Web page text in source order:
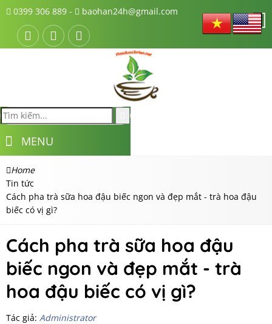
0399 306 889 - baohan24h@gmail.com
MENU
Home
Tin tức
Cách pha trà sữa hoa đậu biếc ngon và đẹp mắt - trà hoa đậu
biếc có vị gì?
Cách pha trà sữa hoa đậu
biếc ngon và đẹp mắt - trà
hoa đậu biếc có vị gì?
Tác giả: Administrator